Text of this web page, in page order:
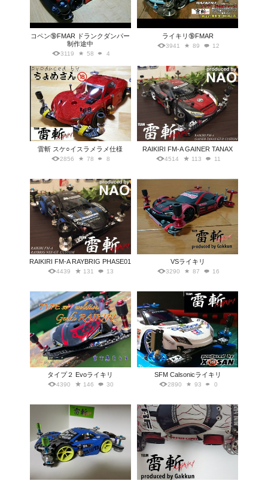
コペン🔞FMAR ドランクダンパー
制作途中
3119 58 4
ライキリ🔞FMAR
3941 89 12
雷斬 スケ○イスラメラメ仕様
2856 78 8
RAIKIRI FM-A GAINER TANAX
4514 113 11
RAIKIRI FM-A RAYBRIG PHASE01
4439 131 13
VSライキリ
3290 87 16
タイプ２ Evoライキリ
4390 146 30
SFM Calsonicライキリ
2890 93 0